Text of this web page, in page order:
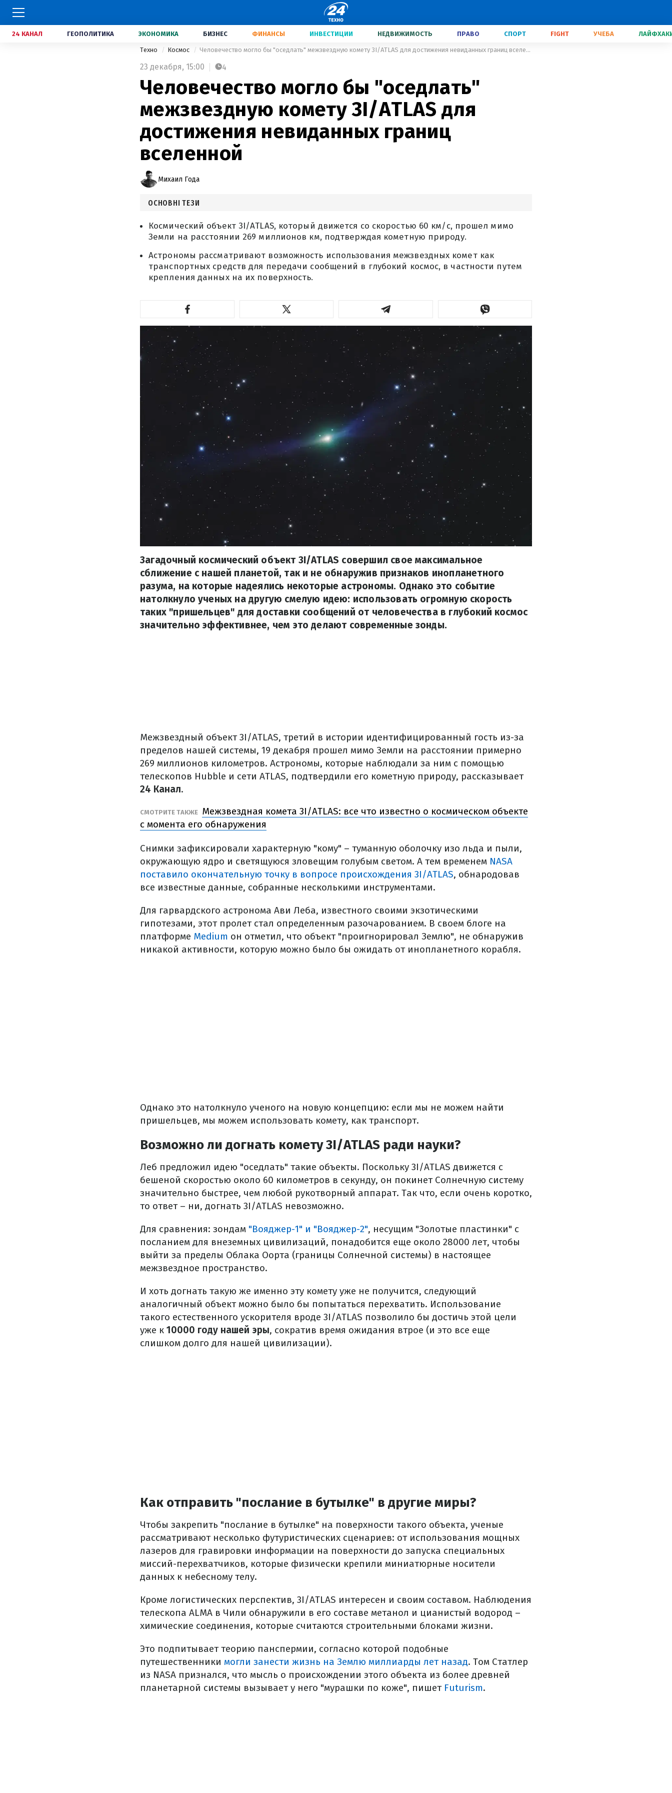
24 КАНАЛ ГЕОПОЛИТИКА ЭКОНОМИКА БИЗНЕС ФИНАНСЫ ИНВЕСТИЦИИ НЕДВИЖИМОСТЬ ПРАВО СПОРТ FIGHT УЧЕБА
Техно Космос Человечество могло бы "оседлать" межзвездную комету 3I/ATLAS для достижения невиданных границ вселенной
23 декабря, 15:00 4
Человечество могло бы "оседлать"
межзвездную комету 3I/ATLAS для
достижения невиданных границ
вселенной
Михаил Года
ОСНОВНІ ТЕЗИ
Космический объект 3I/ATLAS, который движется со скоростью 60 км/с, прошел мимо
Земли на расстоянии 269 миллионов км, подтверждая кометную природу.
Астрономы рассматривают возможность использования межзвездных комет как
транспортных средств для передачи сообщений в глубокий космос, в частности путем
крепления данных на их поверхность.
Загадочный космический объект 3I/ATLAS совершил свое максимальное
сближение с нашей планетой, так и не обнаружив признаков инопланетного
разума, на которые надеялись некоторые астрономы. Однако это событие
натолкнуло ученых на другую смелую идею: использовать огромную скорость
таких "пришельцев" для доставки сообщений от человечества в глубокий космос
значительно эффективнее, чем это делают современные зонды.
Межзвездный объект 3I/ATLAS, третий в истории идентифицированный гость из-за
пределов нашей системы, 19 декабря прошел мимо Земли на расстоянии примерно
269 миллионов километров. Астрономы, которые наблюдали за ним с помощью
телескопов Hubble и сети ATLAS, подтвердили его кометную природу, рассказывает
24 Канал.
СМОТРИТЕ ТАКЖЕ Межзвездная комета 3I/ATLAS: все что известно о космическом объекте
с момента его обнаружения
Снимки зафиксировали характерную "кому" – туманную оболочку изо льда и пыли,
окружающую ядро и светящуюся зловещим голубым светом. А тем временем NASA
поставило окончательную точку в вопросе происхождения 3I/ATLAS, обнародовав
все известные данные, собранные несколькими инструментами.
Для гарвардского астронома Ави Леба, известного своими экзотическими
гипотезами, этот пролет стал определенным разочарованием. В своем блоге на
платформе Medium он отметил, что объект "проигнорировал Землю", не обнаружив
никакой активности, которую можно было бы ожидать от инопланетного корабля.
Однако это натолкнуло ученого на новую концепцию: если мы не можем найти
пришельцев, мы можем использовать комету, как транспорт.
Возможно ли догнать комету 3I/ATLAS ради науки?
Леб предложил идею "оседлать" такие объекты. Поскольку 3I/ATLAS движется с
бешеной скоростью около 60 километров в секунду, он покинет Солнечную систему
значительно быстрее, чем любой рукотворный аппарат. Так что, если очень коротко,
то ответ – ни, догнать 3I/ATLAS невозможно.
Для сравнения: зондам "Вояджер-1" и "Вояджер-2", несущим "Золотые пластинки" с
посланием для внеземных цивилизаций, понадобится еще около 28000 лет, чтобы
выйти за пределы Облака Оорта (границы Солнечной системы) в настоящее
межзвездное пространство.
И хоть догнать такую же именно эту комету уже не получится, следующий
аналогичный объект можно было бы попытаться перехватить. Использование
такого естественного ускорителя вроде 3I/ATLAS позволило бы достичь этой цели
уже к 10000 году нашей эры, сократив время ожидания втрое (и это все еще
слишком долго для нашей цивилизации).
Как отправить "послание в бутылке" в другие миры?
Чтобы закрепить "послание в бутылке" на поверхности такого объекта, ученые
рассматривают несколько футуристических сценариев: от использования мощных
лазеров для гравировки информации на поверхности до запуска специальных
миссий-перехватчиков, которые физически крепили миниатюрные носители
данных к небесному телу.
Кроме логистических перспектив, 3I/ATLAS интересен и своим составом. Наблюдения
телескопа ALMA в Чили обнаружили в его составе метанол и цианистый водород –
химические соединения, которые считаются строительными блоками жизни.
Это подпитывает теорию панспермии, согласно которой подобные
путешественники могли занести жизнь на Землю миллиарды лет назад. Том Статлер
из NASA признался, что мысль о происхождении этого объекта из более древней
планетарной системы вызывает у него "мурашки по коже", пишет Futurism.